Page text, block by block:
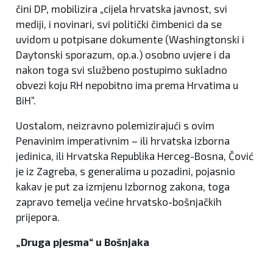
čini DP, mobilizira „cijela hrvatska javnost, svi
mediji, i novinari, svi politički čimbenici da se
uvidom u potpisane dokumente (Washingtonski i
Daytonski sporazum, op.a.) osobno uvjere i da
nakon toga svi službeno postupimo sukladno
obvezi koju RH nepobitno ima prema Hrvatima u
BiH“.
Uostalom, neizravno polemizirajući s ovim
Penavinim imperativnim – ili hrvatska izborna
jedinica, ili Hrvatska Republika Herceg-Bosna, Čović
je iz Zagreba, s generalima u pozadini, pojasnio
kakav je put za izmjenu Izbornog zakona, toga
zapravo temelja većine hrvatsko-bošnjačkih
prijepora.
„Druga pjesma“ u Bošnjaka